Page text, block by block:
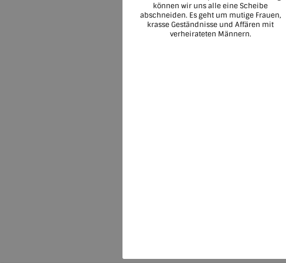
können wir uns alle eine Scheibe
abschneiden. Es geht um mutige Frauen,
krasse Geständnisse und Affären mit
verheirateten Männern.